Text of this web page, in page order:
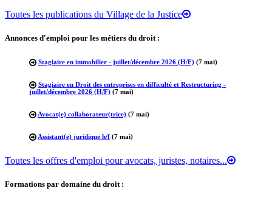
Toutes les publications du Village de la Justice
Annonces d'emploi pour les métiers du droit :
Stagiaire en immobilier - juillet/décembre 2026 (H/F) (7 mai)
Stagiaire en Droit des entreprises en difficulté et Restructuring -
juillet/décembre 2026 (H/F) (7 mai)
Avocat(e) collaborateur(trice) (7 mai)
Assistant(e) juridique h/f (7 mai)
Toutes les offres d'emploi pour avocats, juristes, notaires...
Formations par domaine du droit :